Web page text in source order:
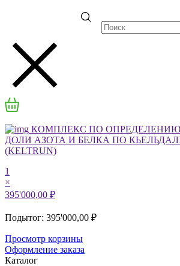
КОМПЛЕКС ПО
ДОЛИ АЗОТА И БЕЛКА ПО
(KELTRUN)
1
×
395'000,00 ₽
Подытог: 395'000,00 ₽
Просмотр корзины
Оформление заказа
Каталог